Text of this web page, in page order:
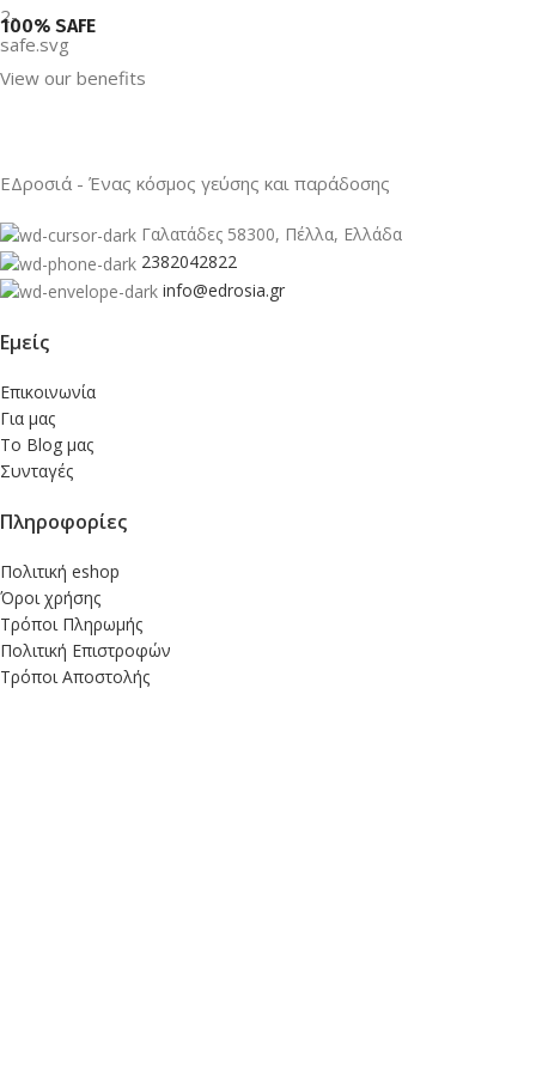
100% SAFE
View our benefits
ΕΔροσιά - Ένας κόσμος γεύσης και παράδοσης
Γαλατάδες 58300, Πέλλα, Ελλάδα
2382042822
info@edrosia.gr
Εμείς
Επικοινωνία
Για μας
Το Blog μας
Συνταγές
Πληροφορίες
Πολιτική eshop
Όροι χρήσης
Τρόποι Πληρωμής
Πολιτική Επιστροφών
Τρόποι Αποστολής